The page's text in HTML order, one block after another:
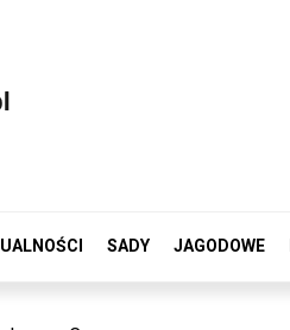
SADY JAGODOWE